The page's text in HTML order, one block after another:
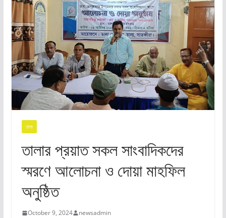
তালা
তালার প্রয়াত সকল সাংবাদিকদের
স্মরণে আলোচনা ও দোয়া মাহফিল
অনুষ্ঠিত
October 9, 2024 newsadmin